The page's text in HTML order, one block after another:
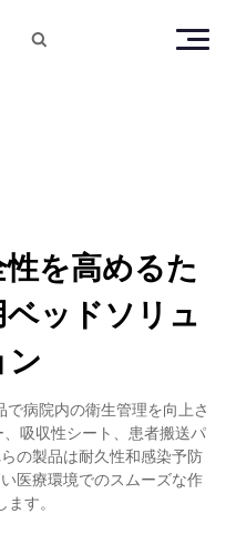

を高めるた
ッドソリュ
ン
病院内の衛生管理を向上さ
吸収性シート、患者搬送パ
の製品は耐久性和感染予防
医療環境でのスムーズな作
す。